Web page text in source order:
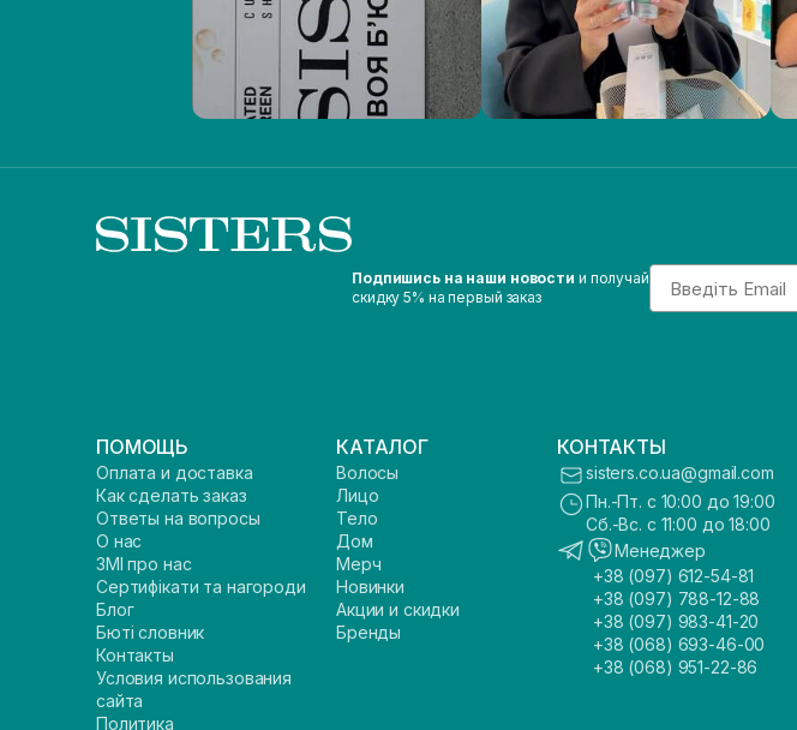
Подпишись на наши новости и получай
скидку 5% на первый заказ
Email
ПОМОЩЬ
Оплата и доставка
Как сделать заказ
Ответы на вопросы
О нас
ЗМІ про нас
Сертифікати та нагороди
Блог
Бюті словник
Контакты
Условия использования
сайта
Политика
КАТАЛОГ
Волосы
Лицо
Тело
Дом
Мерч
Новинки
Акции и скидки
Бренды
КОНТАКТЫ
sisters.co.ua@gmail.com
Пн.-Пт. с 10:00 до 19:00
Сб.-Вс. с 11:00 до 18:00
Менеджер
+38 (097) 612-54-81
+38 (097) 788-12-88
+38 (097) 983-41-20
+38 (068) 693-46-00
+38 (068) 951-22-86